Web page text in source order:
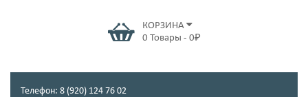
КОРЗИНА
0 Товары - 0₽
Телефон: 8 (920) 124 76 02